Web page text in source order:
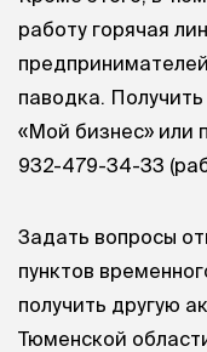
работу горячая
паводка.
«Мой бизнес» или
932-479-34-33
Задать вопросы
пунктов
получить другую
Тюменской